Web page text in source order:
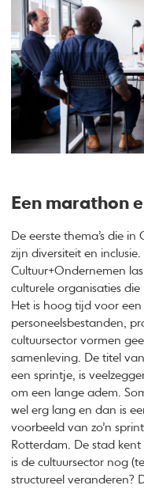
Een marathon
De eerste thema’s die
zijn diversiteit en
Cultuur+Ondernemen
culturele organisaties die
Het is hoog tijd voor
personeelsbestanden,
cultuursector vormen
samenleving. De titel
een sprintje, is
om een lange adem.
wel erg lang en dan is
voorbeeld van zo’n
Rotterdam. De stad
is de cultuursector nog
structureel veranderen?